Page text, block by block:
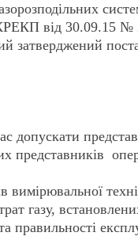
від 30.09.15 №
затверджений
допускати
представників
вимірювальної
газу,
правильності